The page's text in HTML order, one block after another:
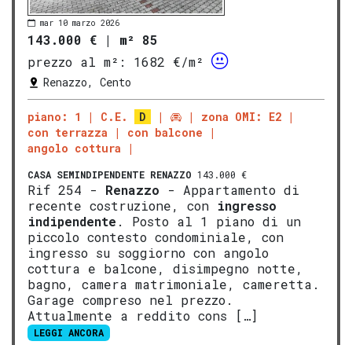
mar 10 marzo 2026
143.000 € | m² 85
prezzo al m²:
1682 €/m²
Renazzo, Cento
piano: 1 C.E. D
zona OMI: E2
con terrazza
con balcone
angolo cottura
CASA SEMINDIPENDENTE RENAZZO 143.000 €
Rif 254 - Renazzo - Appartamento di
recente costruzione, con ingresso
indipendente . Posto al 1 piano di un
piccolo contesto condominiale, con
ingresso su soggiorno con angolo
cottura e balcone, disimpegno notte,
bagno, camera matrimoniale, cameretta.
Garage compreso nel prezzo.
Attualmente a reddito cons […]
LEGGI ANCORA